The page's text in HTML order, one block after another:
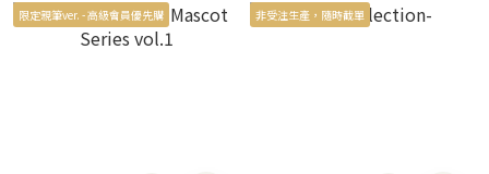
限定親筆ver. - 高級會員優先購 非受注生產，隨時截單